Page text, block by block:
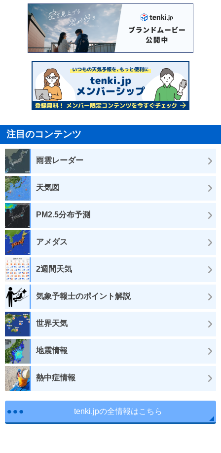
注目のコンテンツ
雨雲レーダー
天気図
PM2.5分布予測
アメダス
2週間天気
気象予報士のポイント解説
世界天気
地震情報
熱中症情報
tenki.jpの全情報はこちら